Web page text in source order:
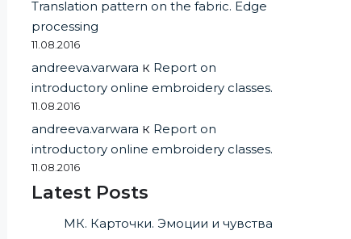
Translation pattern on the fabric. Edge
processing
11.08.2016
andreeva.varwara к Report on
introductory online embroidery classes.
11.08.2016
andreeva.varwara к Report on
introductory online embroidery classes.
11.08.2016
Latest Posts
МК. Карточки. Эмоции и чувства